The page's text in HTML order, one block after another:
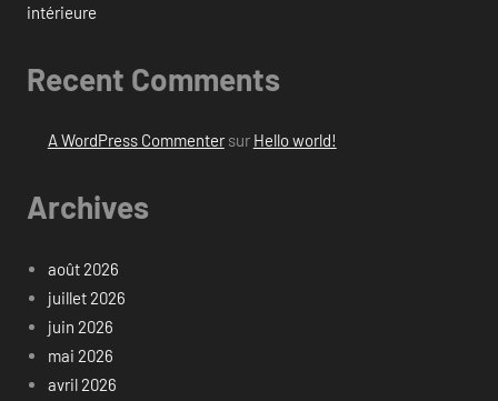
intérieure
Recent Comments
A WordPress Commentersur Hello world!
Archives
août 2026
juillet 2026
juin 2026
mai 2026
avril 2026